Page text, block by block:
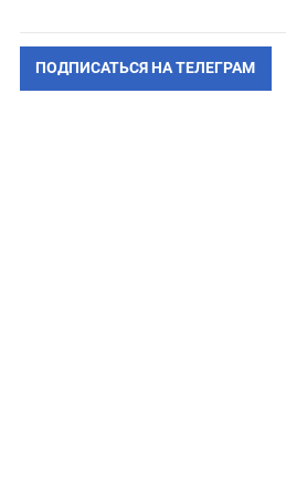
ПОДПИСАТЬСЯ НА ТЕЛЕГРАМ